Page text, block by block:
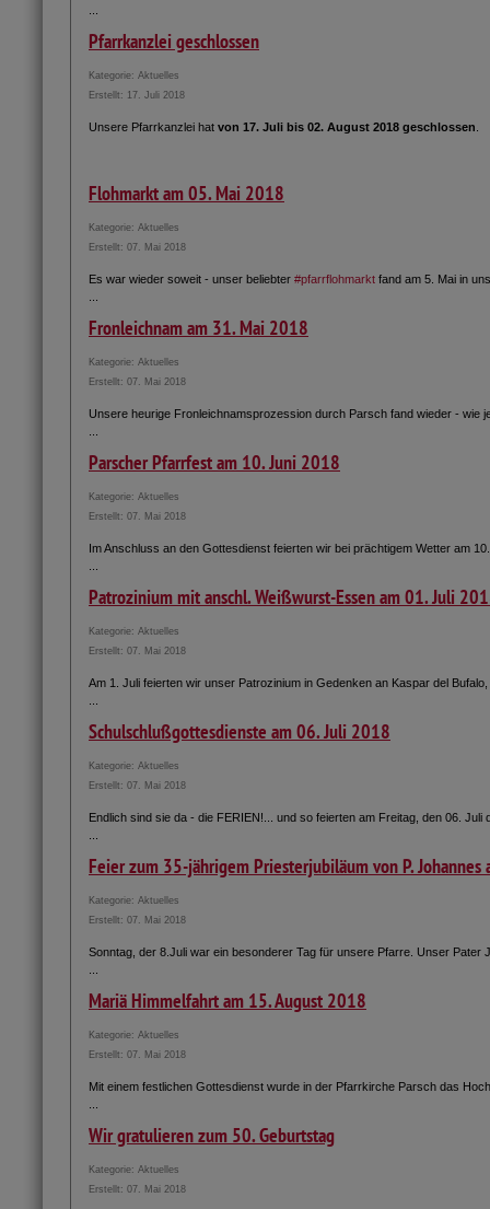
Pfarrkanzlei geschlossen
Kategorie: Aktuelles
Erstellt: 17. Juli 2018
Unsere Pfarrkanzlei hat von 17. Juli bis 02. August 2018 geschlossen
Flohmarkt am 05. Mai 2018
Kategorie: Aktuelles
Erstellt: 07. Mai 2018
Es war wieder soweit - unser beliebter #pfarrflohmarkt fand am 5. Mai in
Fronleichnam am 31. Mai 2018
Kategorie: Aktuelles
Erstellt: 07. Mai 2018
Unsere heurige Fronleichnamsprozession durch Parsch fand wieder - wie
Parscher Pfarrfest am 10. Juni 2018
Kategorie: Aktuelles
Erstellt: 07. Mai 2018
Im Anschluss an den Gottesdienst feierten wir bei prächtigem Wetter am
Patrozinium mit anschl. Weißwurst-Essen am 01. Juli
Kategorie: Aktuelles
Erstellt: 07. Mai 2018
Am 1. Juli feierten wir unser Patrozinium in Gedenken an Kaspar del
Schulschlußgottesdienste am 06. Juli 2018
Kategorie: Aktuelles
Erstellt: 07. Mai 2018
Endlich sind sie da - die FERIEN!... und so feierten am Freitag, den 06. Juli
Feier zum 35-jährigem Priesterjubiläum von P.
Kategorie: Aktuelles
Erstellt: 07. Mai 2018
Sonntag, der 8.Juli war ein besonderer Tag für unsere Pfarre. Unser Pater
Mariä Himmelfahrt am 15. August 2018
Kategorie: Aktuelles
Erstellt: 07. Mai 2018
Mit einem festlichen Gottesdienst wurde in der Pfarrkirche Parsch das
Wir gratulieren zum 50. Geburtstag
Kategorie: Aktuelles
Erstellt: 07. Mai 2018